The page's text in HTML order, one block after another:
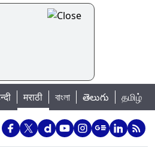
विसर्ग सुरु; नागरिकांना नदीपात्रात न
मराठी বাংলা తెలుగు தமிழ்